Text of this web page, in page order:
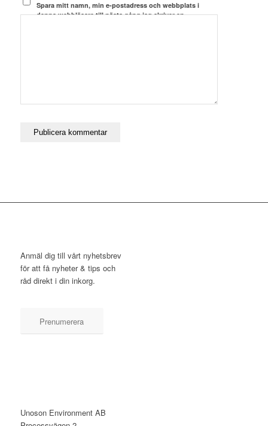
Spara mitt namn, min e-postadress och webbplats i
denna webbläsare till nästa gång jag skriver en
Anmäl dig till vårt nyhetsbrev
för att få nyheter & tips och
råd direkt i din inkorg.
Prenumerera
Unoson Environment AB